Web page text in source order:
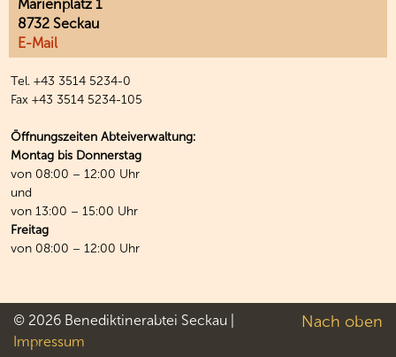
Marienplatz 1
8732 Seckau
E-Mail
Tel. +43 3514 5234-0
Fax +43 3514 5234-105
Öffnungszeiten Abteiverwaltung:
Montag bis Donnerstag
von 08:00 – 12:00 Uhr
und
von 13:00 – 15:00 Uhr
Freitag
von 08:00 – 12:00 Uhr
Nach oben
© 2026 Benediktinerabtei Seckau |
Impressum